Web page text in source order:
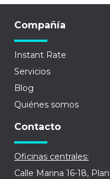
Compañía
Instant Rate
Servicios
Blog
Quiénes somos
Contacto
Oficinas centrales:
Calle Marina 16-18,